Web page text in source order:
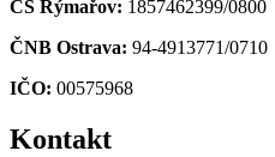
ČS Rýmařov: 1857462399/0800
ČNB Ostrava: 94-4913771/0710
IČO: 00575968
Kontakt